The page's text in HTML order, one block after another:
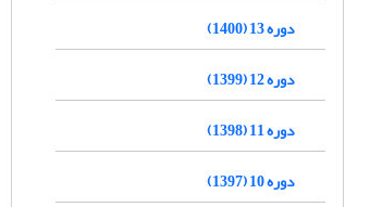
دوره 13 (1400)
دوره 12 (1399)
دوره 11 (1398)
دوره 10 (1397)